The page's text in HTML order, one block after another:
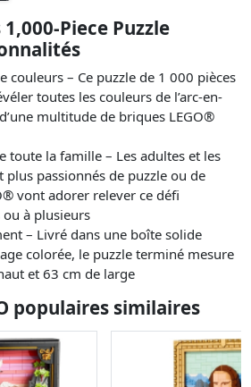
Piece Puzzle
couleurs – Ce puzzle de 1 000 pièces
toutes les couleurs de l’arc-en-
multitude de briques LEGO®
toute la famille – Les adultes et les
plus passionnés de puzzle ou de
vont adorer relever ce défi
à plusieurs
– Livré dans une boîte solide
colorée, le puzzle terminé mesure
et 63 cm de large
populaires similaires